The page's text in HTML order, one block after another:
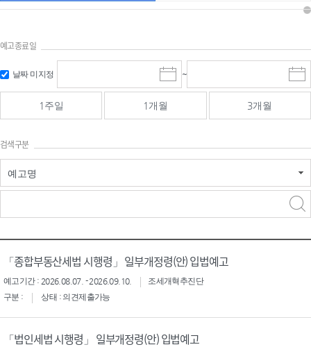
예고종료일
날짜 미지정
시
작
일
선
~
종
료
선
1주일 1개월 3개월
검색구분
예고명
「종합부동산세법 시행령」 일부개정령(안) 입법예고
예고기간 : 2026.08.07. - 2026.09.10.
조세개혁추진단
구분 :
상태 : 의견제출가능
「법인세법 시행령」 일부개정령(안) 입법예고